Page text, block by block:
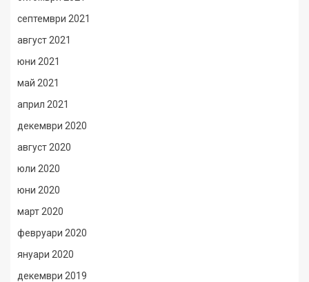
септември 2021
август 2021
юни 2021
май 2021
април 2021
декември 2020
август 2020
юли 2020
юни 2020
март 2020
февруари 2020
януари 2020
декември 2019